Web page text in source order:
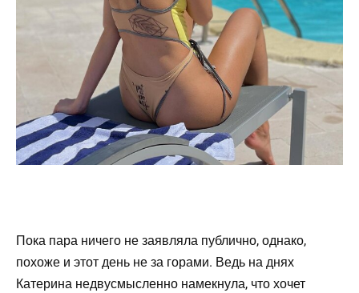
Пока пара ничего не заявляла публично, однако,
похоже и этот день не за горами. Ведь на днях
Катерина недвусмысленно намекнула, что хочет